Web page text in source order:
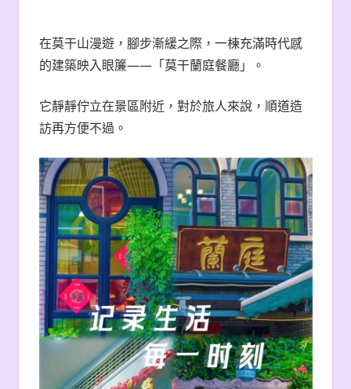
在莫干山漫遊，腳步漸緩之際，一棟充滿時代感
的建築映入眼簾——「莫干蘭庭餐廳」。
它靜靜佇立在景區附近，對於旅人來說，順道造
訪再方便不過。